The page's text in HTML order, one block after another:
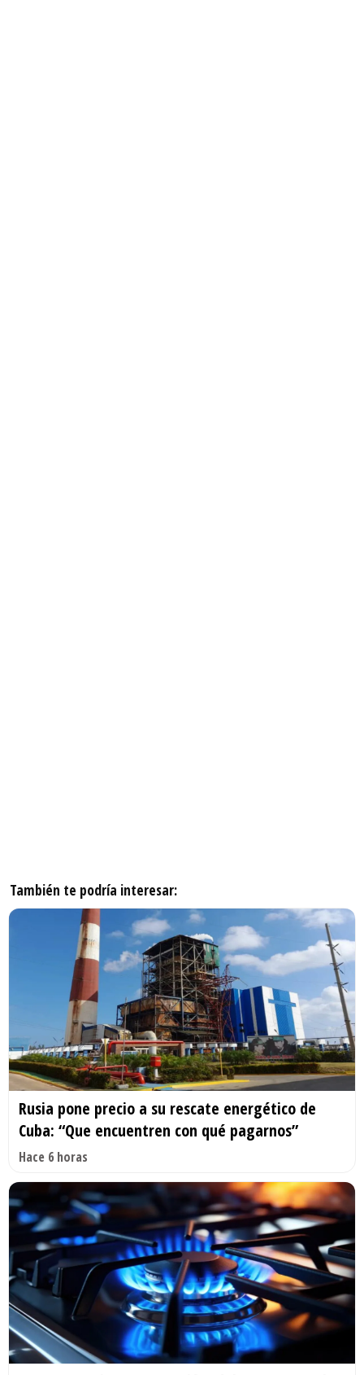
También te podría interesar:
Rusia pone precio a su rescate energético de
Cuba: “Que encuentren con qué pagarnos”
Hace 6 horas